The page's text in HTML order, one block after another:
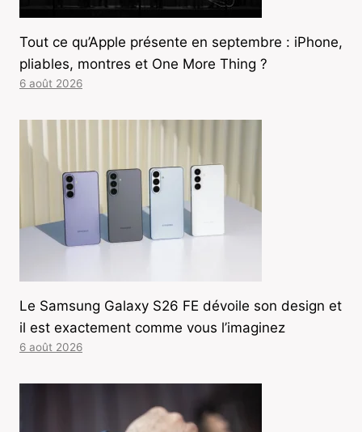
Tout ce qu’Apple présente en septembre : iPhone,
pliables, montres et One More Thing ?
6 août 2026
Le Samsung Galaxy S26 FE dévoile son design et
il est exactement comme vous l’imaginez
6 août 2026